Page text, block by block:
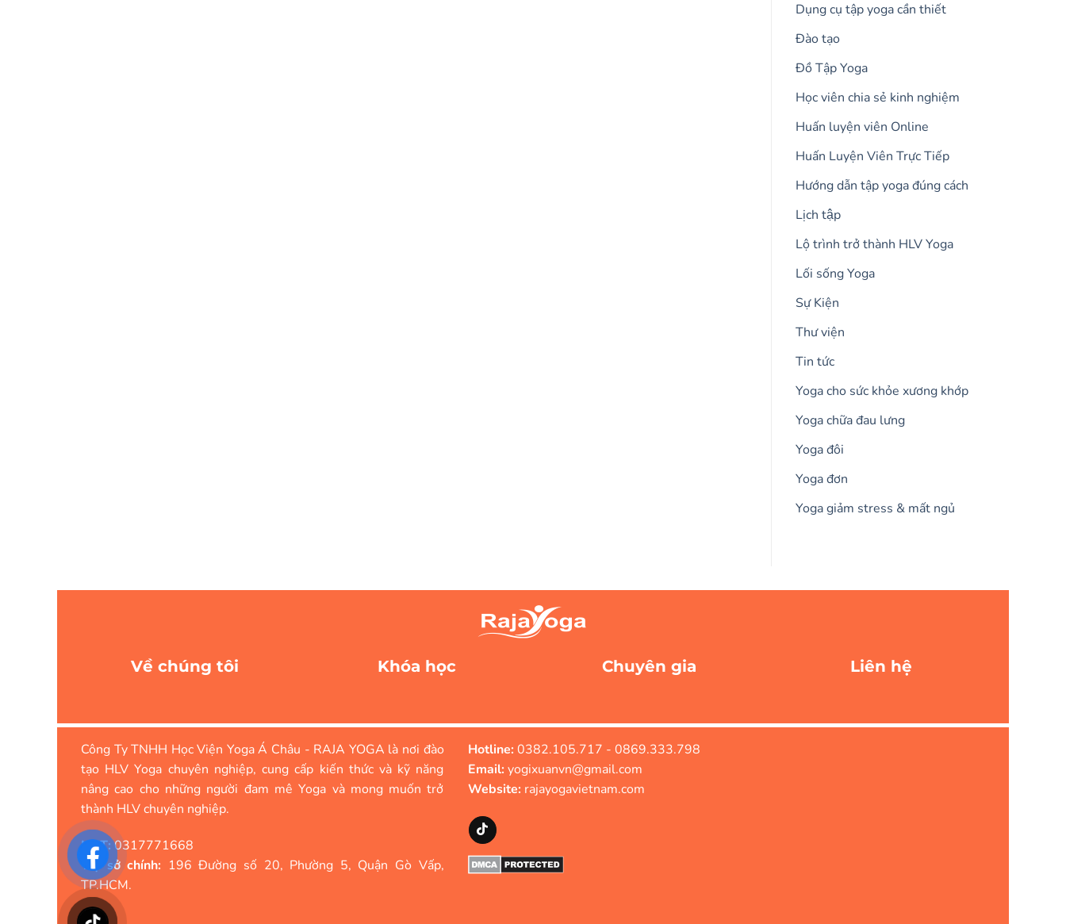
Dụng cụ tập yoga cần thiết
Đào tạo
Đồ Tập Yoga
Học viên chia sẻ kinh nghiệm
Huấn luyện viên Online
Huấn Luyện Viên Trực Tiếp
Hướng dẫn tập yoga đúng cách
Lịch tập
Lộ trình trở thành HLV Yoga
Lối sống Yoga
Sự Kiện
Thư viện
Tin tức
Yoga cho sức khỏe xương khớp
Yoga chữa đau lưng
Yoga đôi
Yoga đơn
Yoga giảm stress & mất ngủ
Về chúng tôi Khóa học Chuyên gia Liên hệ
Công Ty TNHH Học Viện Yoga Á Châu - RAJA YOGA là nơi đào
tạo HLV Yoga chuyên nghiệp, cung cấp kiến thức và kỹ năng
nâng cao cho những người đam mê Yoga và mong muốn trở
thành HLV chuyên nghiệp.
MST:0317771668
Trụ sở chính: 196 Đường số 20, Phường 5, Quận Gò Vấp,
TP.HCM.
Hotline:0382.105.717 - 0869.333.798
Email:yogixuanvn@gmail.com
Website:rajayogavietnam.com